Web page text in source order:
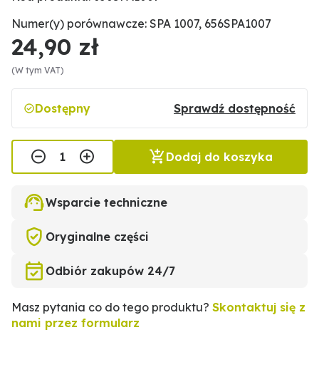
Numer(y) porównawcze: SPA 1007, 656SPA1007
24,90 zł
(W tym VAT)
Dostępny Sprawdź dostępność
Dodaj do koszyka
Wsparcie techniczne
Oryginalne części
Odbiór zakupów 24/7
Masz pytania co do tego produktu? Skontaktuj się z
nami przez formularz